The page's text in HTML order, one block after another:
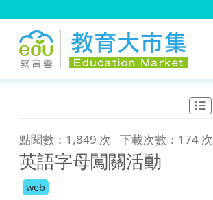
點閱數：1,849 次 下載次數：174 次
英語字母闖關活動
web